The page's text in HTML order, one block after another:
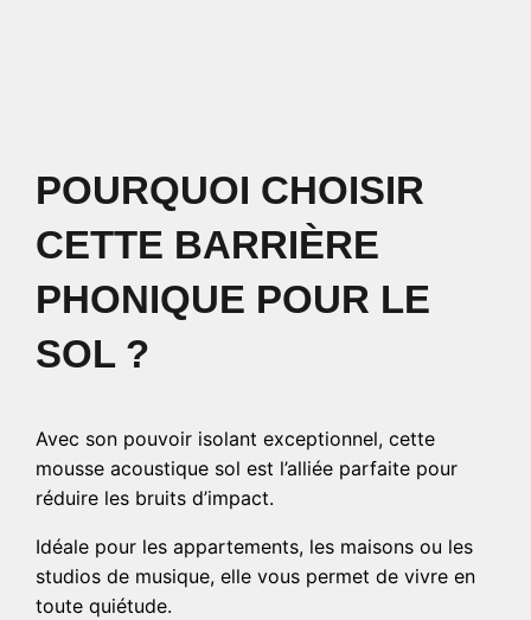
POURQUOI CHOISIR
CETTE BARRIÈRE
PHONIQUE POUR LE
SOL ?
Avec son pouvoir isolant exceptionnel, cette
mousse acoustique sol est l’alliée parfaite pour
réduire les bruits d’impact.
Idéale pour les appartements, les maisons ou les
studios de musique, elle vous permet de vivre en
toute quiétude.